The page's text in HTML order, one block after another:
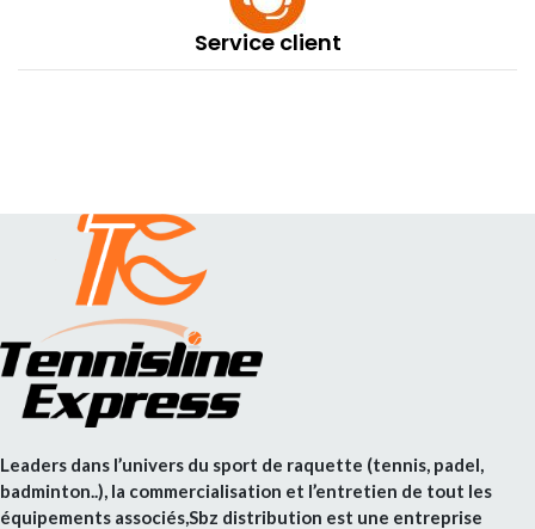
Service client
Leaders dans l’univers du sport de raquette (tennis, padel,
badminton..), la commercialisation et l’entretien de tout les
équipements associés,Sbz distribution est une entreprise